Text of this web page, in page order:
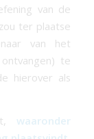
van de
ter plaatse
van het
te
hierover als
waaronder